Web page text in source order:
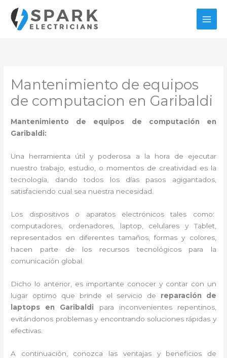
contenido
Mantenimiento de equipos
de computacion en Garibaldi
Mantenimiento de equipos de computación en
Garibaldi:
Una herramienta útil y poderosa a la hora de ejecutar
nuestro trabajo, estudio, o momentos de creatividad es la
tecnología, dando todos los días pasos agigantados,
satisfaciendo cual sea nuestra necesidad.
Los dispositivos o aparatos electrónicos tales como:
computadores, ordenadores, laptop, celulares y Tablet,
representados en diferentes tamaños, formas y colores,
hacen parte de los recursos tecnológicos para la
comunicación global.
Dicho lo anterior, es importante conocer y contar con un
lugar optimo que brinde el servicio de reparación de
laptops en Garibaldi para inconvenientes repentinos,
evitándonos problemas y encontrando soluciones rápidas y
efectivas.
A continuación, conozca las ventajas y beneficios de